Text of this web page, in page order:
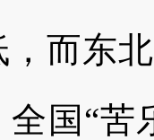
而东
国“苦